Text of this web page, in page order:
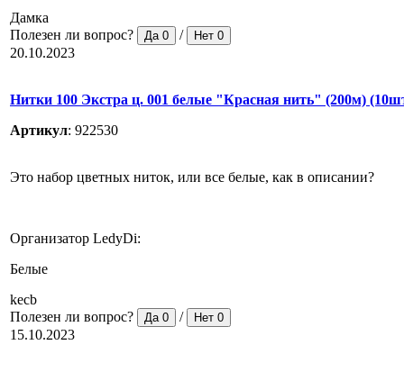
Дамка
Полезен ли вопрос?
Да 0 / Нет 0
20.10.2023
Нитки 100 Экстра ц. 001 белые "Красная нить" (200м)
Артикул: 922530
Это набор цветных ниток, или все белые, как в описании?
Организатор LedyDi:
Белые
kecb
Полезен ли вопрос?
Да 0 / Нет 0
15.10.2023